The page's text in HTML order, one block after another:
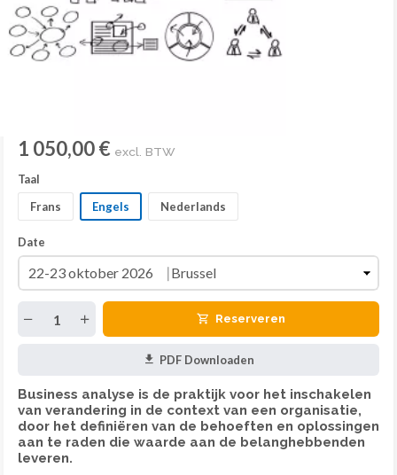
1 050,00 € excl. BTW
Taal
Frans
Engels Nederlands
Date
Reserveren
PDF Downloaden
Business analyse is de praktijk voor het inschakelen
van verandering in de context van een organisatie,
door het definiëren van de behoeften en oplossingen
aan te raden die waarde aan de belanghebbenden
leveren.